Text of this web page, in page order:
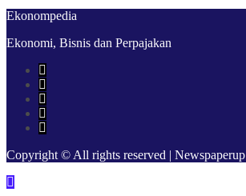
Ekonompedia
Ekonomi, Bisnis dan Perpajakan
Copyright © All rights reserved | Newspaperup